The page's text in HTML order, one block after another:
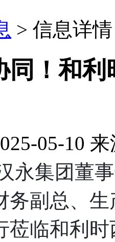
> 信息详情
同！和
05-10 来
永集团董
务副总、
莅临和利